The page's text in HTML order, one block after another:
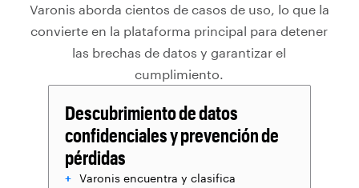
Varonis aborda cientos de casos de uso, lo que la
convierte en la plataforma principal para detener
las brechas de datos y garantizar el
cumplimiento.
Descubrimiento de datos
confidenciales y prevención de
pérdidas
Varonis encuentra y clasifica